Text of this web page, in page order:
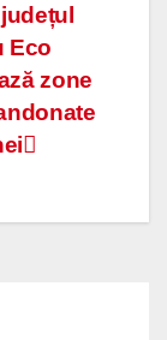
Eco
zone